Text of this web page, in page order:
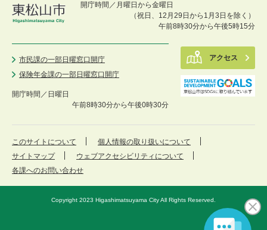
開庁時間／月曜日から金曜日
（祝日、12月29日から1月3日を除く）
午前8時30分から午後5時15分
市民課の一部日曜窓口開庁
保険年金課の一部日曜窓口開庁
開庁時間／ 日曜日
午前8時30分から午後0時30分
アクセス
このサイトについて
個人情報の取り扱いについて
サイトマップ
ウェブアクセシビリティについて
各課へのお問い合わせ
Copyright 2023 Higashimatsuyama City All Rights Reserved.